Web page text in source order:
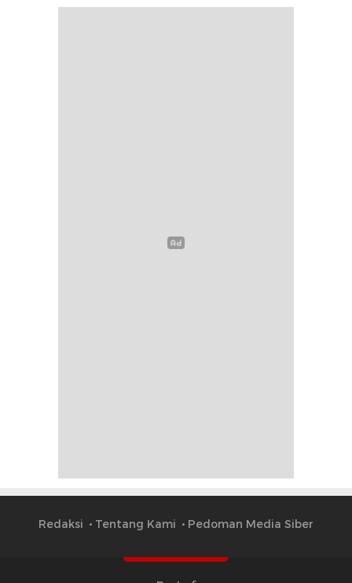
Redaksi Tentang Kami Pedoman Media Siber